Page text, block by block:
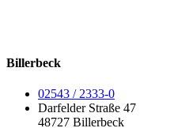
Billerbeck
02543 / 2333-0
Darfelder Straße 47
48727 Billerbeck